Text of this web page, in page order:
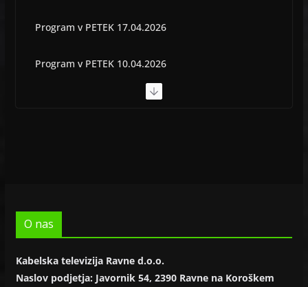
Program v PETEK 17.04.2026
Program v PETEK 10.04.2026
Program v PETEK 03.04.2026
O nas
Kabelska televizija Ravne d.o.o.
Naslov podjetja: Javornik 54, 2390 Ravne na Koroškem